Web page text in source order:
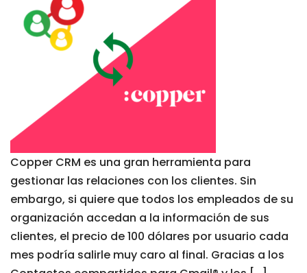
Copper CRM es una gran herramienta para
gestionar las relaciones con los clientes. Sin
embargo, si quiere que todos los empleados de su
organización accedan a la información de sus
clientes, el precio de 100 dólares por usuario cada
mes podría salirle muy caro al final. Gracias a los